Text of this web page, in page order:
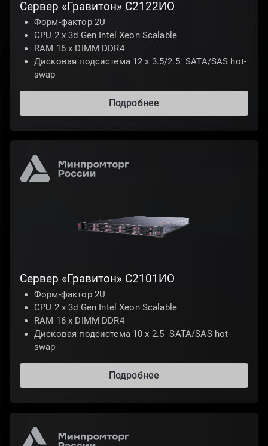
Сервер «Гравитон» С2122ИО
Форм-фактор 2U
CPU 2 х 3d Gen Intel Xeon Scalable
RAM 16 x DIMM DDR4
Дисковая подсистема 12 х 3.5/2.5" SATA/SAS hot-
swap
Подробнее
Сервер «Гравитон» С2101ИО
Форм-фактор 2U
CPU 2 x 3d Gen Intel Xeon Scalable
RAM 16 x DIMM DDR4
Дисковая подсистема 10 х 2.5" SATA/SAS hot-
swap
Подробнее